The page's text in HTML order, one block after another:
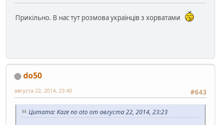
Прикільно. В нас тут розмова українців з хорватами
do50
#643
августа 22, 2014, 23:40
Цитата: Kaze no oto от августа 22, 2014, 23:23